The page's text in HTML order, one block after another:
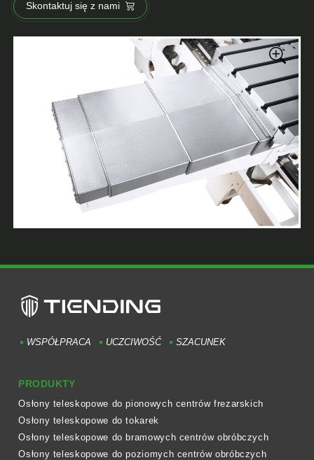
Skontaktuj się z nami
WSPÓŁPRACA UCZCIWOŚĆ SZACUNEK
PRODUKTY
Osłony teleskopowe do pionowych centrów frezarskich
Osłony teleskopowe do tokarek
Osłony teleskopowe do bramowych centrów obróbczych
Osłony teleskopowe do poziomych centrów obróbczych